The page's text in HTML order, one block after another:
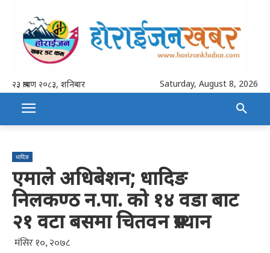
२३ श्रावण २०८३, शनिबार Saturday, August 8, 2026
धादिङ
एमाले अधिबेशन; धादिङ
निलकण्ठ न.पा. को १४ वडा बाट
२१ वटा बसमा चितवन प्रस्थान
मंसिर १०, २०७८